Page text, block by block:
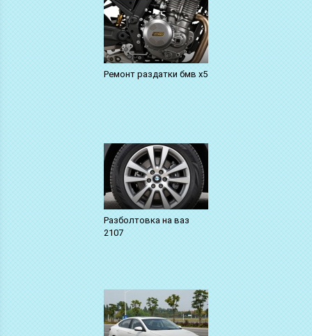
Ремонт раздатки бмв х5
Разболтовка на ваз
2107